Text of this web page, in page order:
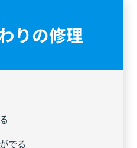
りの修理
でる